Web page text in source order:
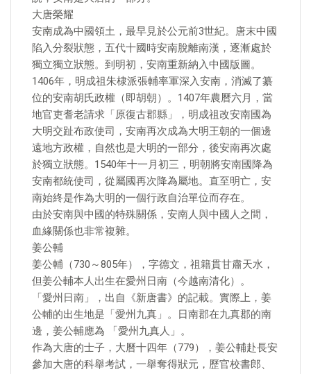
大唐榮耀
安南成為中國領土，最早見於公元前3世紀。唐末中國
陷入分裂狀態，五代十國時安南脫離南漢，逐漸處於
獨立獨立狀態。到明初，安南重新納入中國版圖。
1406年，明成祖朱棣派張輔率軍深入安南，消滅了纂
位的安南胡氏政權（即胡朝）。1407年農曆六月，當
地官吏耆老請求「原復古郡縣」，明成祖改安南國為
大明交趾布政使司，安南再次成為大明王朝的一個邊
遠地方政權，自然也是大明的一部分，後安南再次處
於獨立狀態。1540年十一月初三，明朝將安南國降為
安南都統使司，從屬國再次降為屬地。直至明亡，安
南始終是作為大明的一個行政自治單位而存在。
由於安南與中國的特殊關係，安南人與中國人之間，
血緣關係也非常複雜。
姜公輔
姜公輔（730～805年），字德文，祖籍貫甘肅天水，
但姜公輔本人出生在愛州日南（今越南清化）。
「愛州日南」，出自《新唐書》的記載。實際上，姜
公輔的出生地是「愛州九真」。日南郡在九真郡的南
邊，姜公輔應為 「愛州九真人」。
作為大唐的士子，大曆十四年（779），姜公輔赴長安
參加大唐的科舉考試，一舉奪得狀元，歷官校書郎、